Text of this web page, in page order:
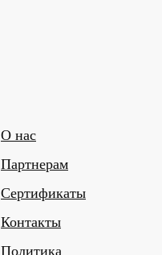
О нас
Партнерам
Сертификаты
Контакты
Политика